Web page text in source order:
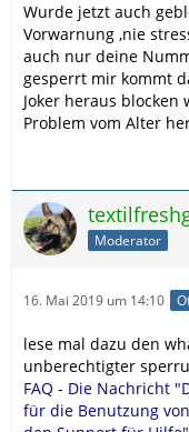
Wurde jetzt auch
Vorwarnung ,nie
auch nur deine
gesperrt mir kommt
Joker heraus blocken
Problem vom Alter
Moderator
16. Mai 2019 um 14:10
lese mal dazu den
unberechtigter
FAQ - Die Nachricht
für die Benutzung